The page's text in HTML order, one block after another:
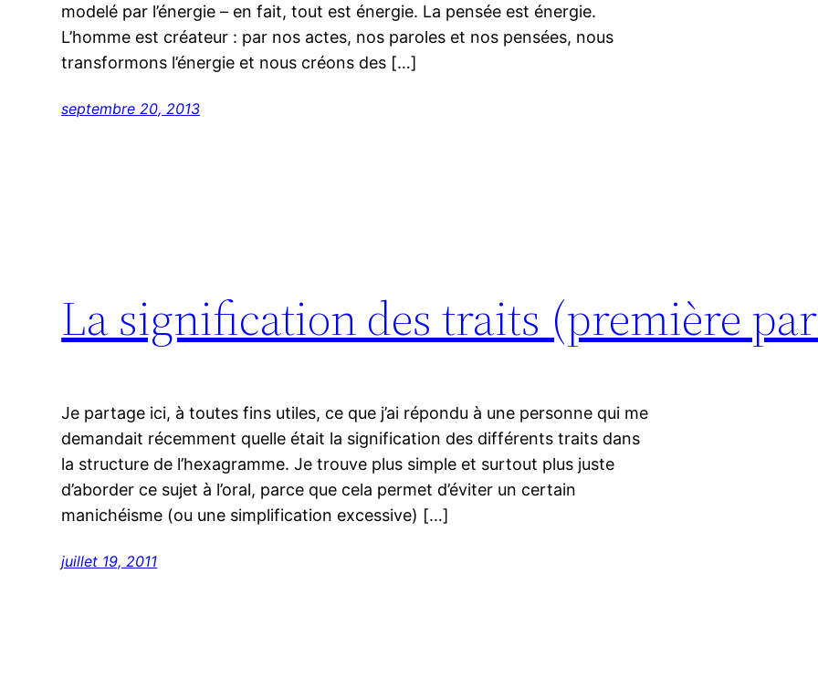
modelé par l’énergie – en fait, tout est énergie. La pensée est énergie.
L’homme est créateur : par nos actes, nos paroles et nos pensées, nous
transformons l’énergie et nous créons des […]
septembre 20, 2013
La signification des traits (première
Je partage ici, à toutes fins utiles, ce que j’ai répondu à une personne qui me
demandait récemment quelle était la signification des différents traits dans
la structure de l’hexagramme. Je trouve plus simple et surtout plus juste
d’aborder ce sujet à l’oral, parce que cela permet d’éviter un certain
manichéisme (ou une simplification excessive) […]
juillet 19, 2011